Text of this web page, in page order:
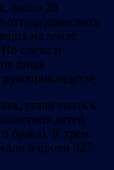
около 20
донеслись
на земле
слезы и
лишь
стали гнать к
детей
брака). К трем
в крови 927